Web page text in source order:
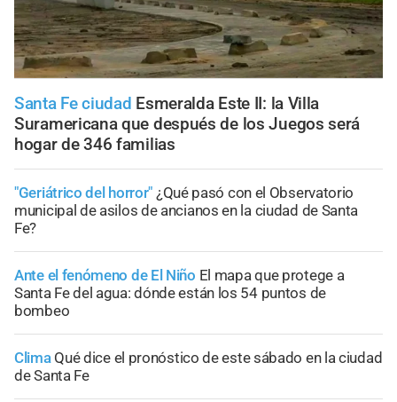
Santa Fe ciudad Esmeralda Este II: la Villa
Suramericana que después de los Juegos será
hogar de 346 familias
"Geriátrico del horror" ¿Qué pasó con el Observatorio
municipal de asilos de ancianos en la ciudad de Santa
Fe?
Ante el fenómeno de El Niño El mapa que protege a
Santa Fe del agua: dónde están los 54 puntos de
bombeo
Clima Qué dice el pronóstico de este sábado en la ciudad
de Santa Fe